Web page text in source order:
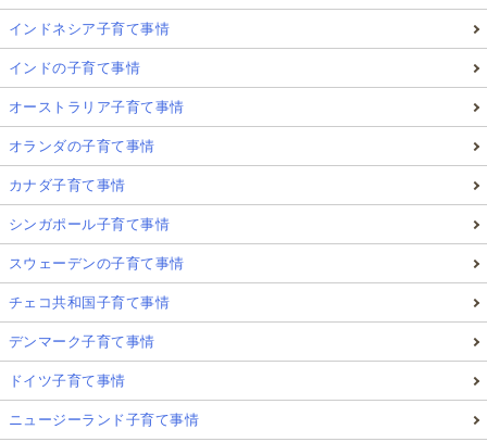
インドネシア子育て事情
インドの子育て事情
オーストラリア子育て事情
オランダの子育て事情
カナダ子育て事情
シンガポール子育て事情
スウェーデンの子育て事情
チェコ共和国子育て事情
デンマーク子育て事情
ドイツ子育て事情
ニュージーランド子育て事情